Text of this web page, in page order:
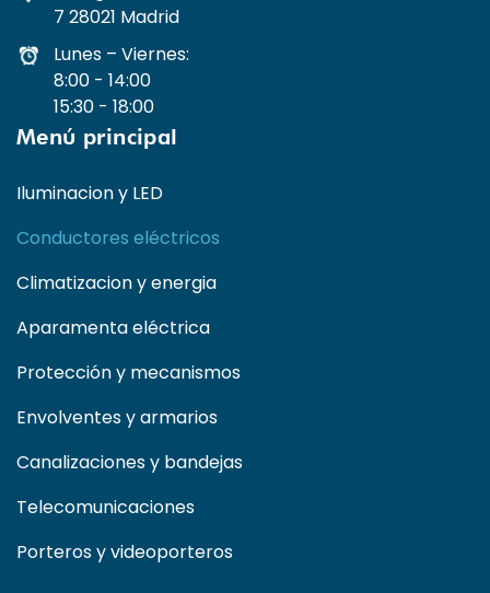
7 28021 Madrid
Lunes – Viernes:
8:00 - 14:00
15:30 - 18:00
Menú principal
Iluminacion y LED
Conductores eléctricos
Climatizacion y energia
Aparamenta eléctrica
Protección y mecanismos
Envolventes y armarios
Canalizaciones y bandejas
Telecomunicaciones
Porteros y videoporteros